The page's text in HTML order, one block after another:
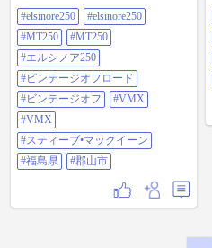
今見てもカッケー！ 早く戻って来
ないかなー #elsinore250
#ELSINORE250 #mt250 #MT250 #エ
ルシノア250 #ビンテージオフロー
ド #ビンテージオフ #vmx #VMX #
スティーブ•マックイーン #福島県 #
郡山市
#elsinore250
#elsinore250
#MT250
#MT250
#エルシノア250
#ビンテージオフロード
#ビンテージオフ
#VMX
#VMX
#スティーブ•マックイーン
#福島県
#郡山市